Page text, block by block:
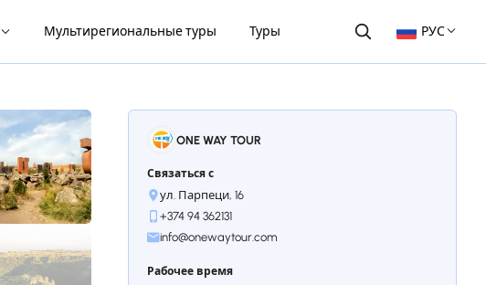
Мультирегиональные туры Туры РУС
ONE WAY TOUR
Связаться с
ул. Парпеци, 16
+374 94 362131
info@onewaytour.com
Рабочее время